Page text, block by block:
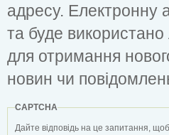
адресу. Електронну
та буде
для отримання
новин чи
CAPTCHA
Дайте відповідь на це запитання,